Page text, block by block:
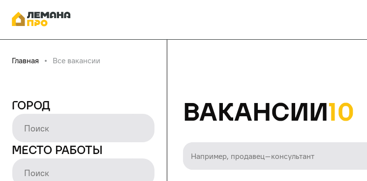
Главная Все вакансии
Город
Место работы
Вакансии10